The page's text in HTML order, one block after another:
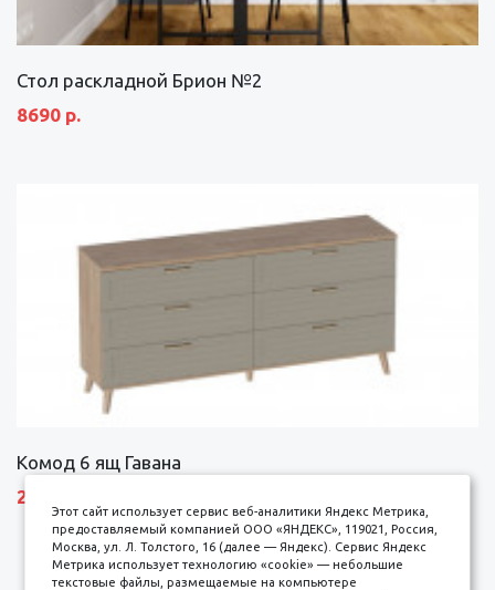
Стол раскладной Брион №2
8690 р.
Комод 6 ящ Гавана
27690 р.
Этот сайт использует сервис веб-аналитики Яндекс Метрика,
предоставляемый компанией ООО «ЯНДЕКС», 119021, Россия,
Москва, ул. Л. Толстого, 16 (далее — Яндекс). Сервис Яндекс
Метрика использует технологию «cookie» — небольшие
текстовые файлы, размещаемые на компьютере